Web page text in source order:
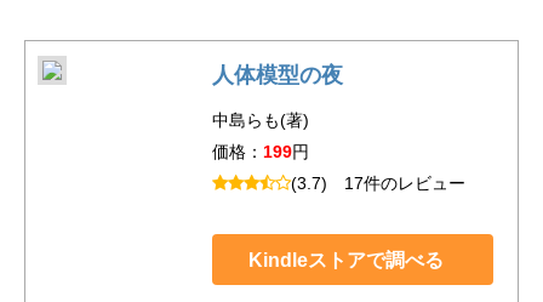
人体模型の夜
中島らも(著)
価格： 199円
(3.7) 17件のレビュー
Kindleストアで調べる